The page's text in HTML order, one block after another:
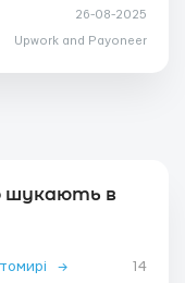
26-08-2025
Upwork and Payoneer
шукають в
→ 14